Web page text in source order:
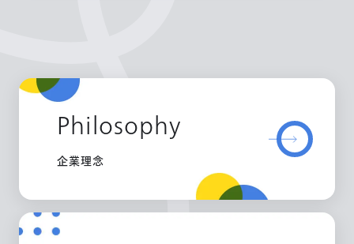
Philosophy
企業理念